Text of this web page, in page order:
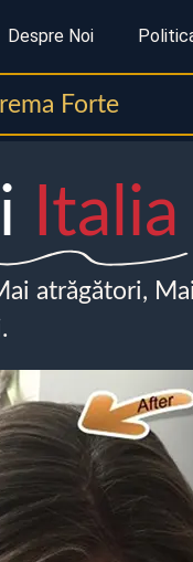
Despre Noi
Forte
Italia
atrăgători,